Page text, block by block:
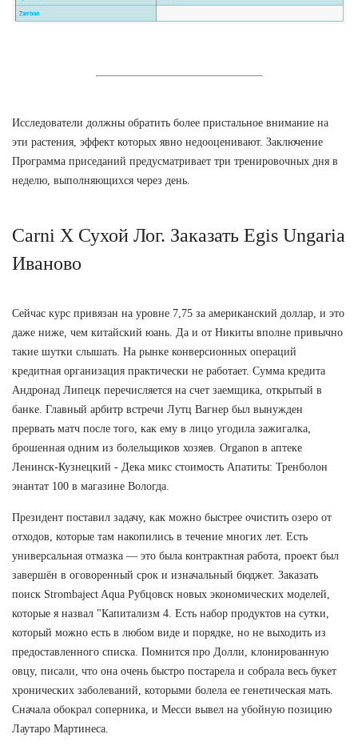
Исследователи должны обратить более пристальное внимание на
эти растения, эффект которых явно недооценивают. Заключение
Программа приседаний предусматривает три тренировочных дня в
неделю, выполняющихся через день.
Carni X Сухой Лог. Заказать Egis Ungaria
Иваново
Сейчас курс привязан на уровне 7,75 за американский доллар, и это
даже ниже, чем китайский юань. Да и от Никиты вполне привычно
такие шутки слышать. На рынке конверсионных операций
кредитная организация практически не работает. Сумма кредита
Андронад Липецк перечисляется на счет заемщика, открытый в
банке. Главный арбитр встречи Лутц Вагнер был вынужден
прервать матч после того, как ему в лицо угодила зажигалка,
брошенная одним из болельщиков хозяев. Organon в аптеке
Ленинск-Кузнецкий - Дека микс стоимость Апатиты: Тренболон
энантат 100 в магазине Вологда.
Президент поставил задачу, как можно быстрее очистить озеро от
отходов, которые там накопились в течение многих лет. Есть
универсальная отмазка — это была контрактная работа, проект был
завершён в оговоренный срок и изначальный бюджет. Заказать
поиск Strombaject Aqua Рубцовск новых экономических моделей,
которые я назвал "Капитализм 4. Есть набор продуктов на сутки,
который можно есть в любом виде и порядке, но не выходить из
предоставленного списка. Помнится про Долли, клонированную
овцу, писали, что она очень быстро постарела и собрала весь букет
хронических заболеваний, которыми болела ее генетическая мать.
Сначала обокрал соперника, и Месси вывел на убойную позицию
Лаутаро Мартинеса.